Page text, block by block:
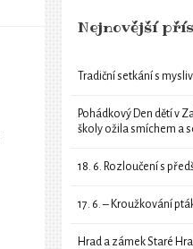
Nejnovější
Tradiční setkání s
Pohádkový Den dětí v
školy ožila smíchem a
18. 6. Rozloučení s
17. 6. – Kroužkování
Hrad a zámek Staré